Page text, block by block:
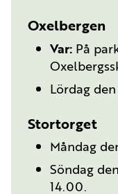
Oxelbergen
Var: På
Lördag
Stortorget
Måndag
Söndag
14.00.